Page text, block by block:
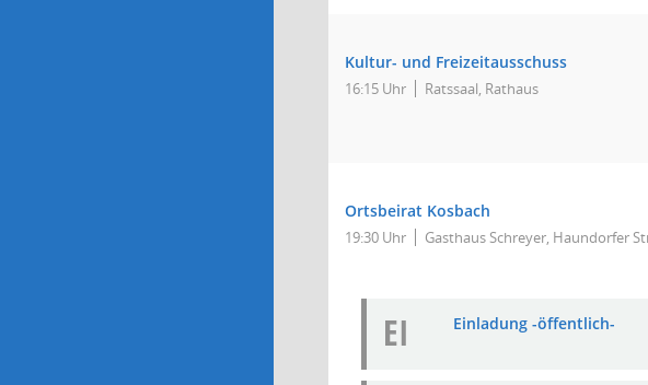
Kultur- und Freizeitausschuss
16:15 Uhr Ratssaal, Rathaus
Ortsbeirat Kosbach
19:30 Uhr Gasthaus Schreyer, Haundorfer
EI Einladung -öffentlich-